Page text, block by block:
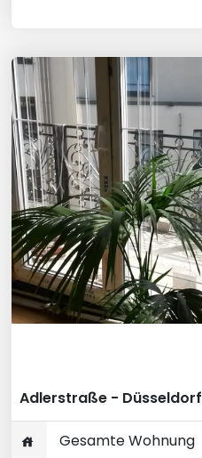
Adlerstraße - Düsseldorf
Gesamte Wohnung